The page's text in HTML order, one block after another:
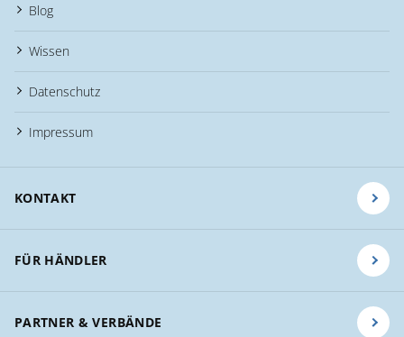
Blog
Wissen
Datenschutz
Impressum
KONTAKT
FÜR HÄNDLER
PARTNER & VERBÄNDE